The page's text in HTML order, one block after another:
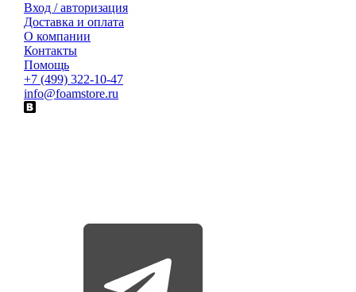
Вход / авторизация
Доставка и оплата
О компании
Контакты
Помощь
+7 (499) 322-10-47
info@foamstore.ru